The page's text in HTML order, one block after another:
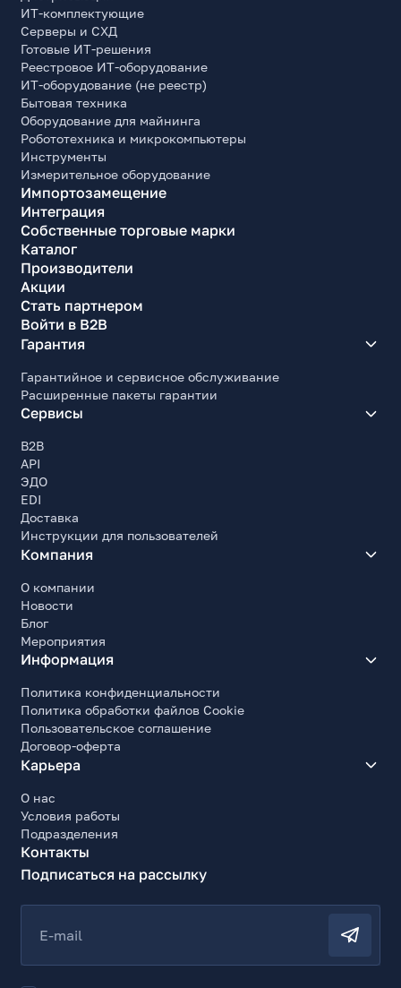
ИТ-комплектующие
Серверы и СХД
Готовые ИТ-решения
Реестровое ИТ-оборудование
ИТ-оборудование (не реестр)
Бытовая техника
Оборудование для майнинга
Робототехника и микрокомпьютеры
Инструменты
Измерительное оборудование
Импортозамещение
Интеграция
Собственные торговые марки
Каталог
Производители
Акции
Стать партнером
Войти в B2B
Гарантия
Гарантийное и сервисное обслуживание
Расширенные пакеты гарантии
Сервисы
B2B
API
ЭДО
EDI
Доставка
Инструкции для пользователей
Компания
О компании
Новости
Блог
Мероприятия
Информация
Политика конфиденциальности
Политика обработки файлов Cookie
Пользовательское соглашение
Договор-оферта
Карьера
О нас
Условия работы
Подразделения
Контакты
Подписаться на рассылку
E-mail